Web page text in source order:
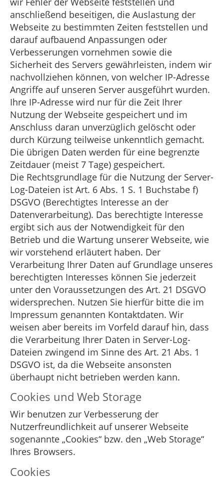
anschließend beseitigen, die Auslastung der
Webseite zu bestimmten Zeiten feststellen und
darauf aufbauend Anpassungen oder
Verbesserungen vornehmen sowie die
Sicherheit des Servers gewährleisten, indem wir
nachvollziehen können, von welcher IP-Adresse
Angriffe auf unseren Server ausgeführt wurden.
Ihre IP-Adresse wird nur für die Zeit Ihrer
Nutzung der Webseite gespeichert und im
Anschluss daran unverzüglich gelöscht oder
durch Kürzung teilweise unkenntlich gemacht.
Die übrigen Daten werden für eine begrenzte
Zeitdauer (meist 7 Tage) gespeichert.
Die Rechtsgrundlage für die Nutzung der Server-
Log-Dateien ist Art. 6 Abs. 1 S. 1 Buchstabe f)
DSGVO (Berechtigtes Interesse an der
Datenverarbeitung). Das berechtigte Interesse
ergibt sich aus der Notwendigkeit für den
Betrieb und die Wartung unserer Webseite, wie
wir vorstehend erläutert haben. Der
Verarbeitung Ihrer Daten auf Grundlage unseres
berechtigten Interesses können Sie jederzeit
unter den Voraussetzungen des Art. 21 DSGVO
widersprechen. Nutzen Sie hierfür bitte die im
Impressum genannten Kontaktdaten. Wir
weisen aber bereits im Vorfeld darauf hin, dass
die Verarbeitung Ihrer Daten in Server-Log-
Dateien zwingend im Sinne des Art. 21 Abs. 1
DSGVO ist, da die Webseite ansonsten
überhaupt nicht betrieben werden kann.
Cookies und Web Storage
Wir benutzen zur Verbesserung der
Nutzerfreundlichkeit auf unserer Webseite
sogenannte „Cookies“ bzw. den „Web Storage“
Ihres Browsers.
Cookies